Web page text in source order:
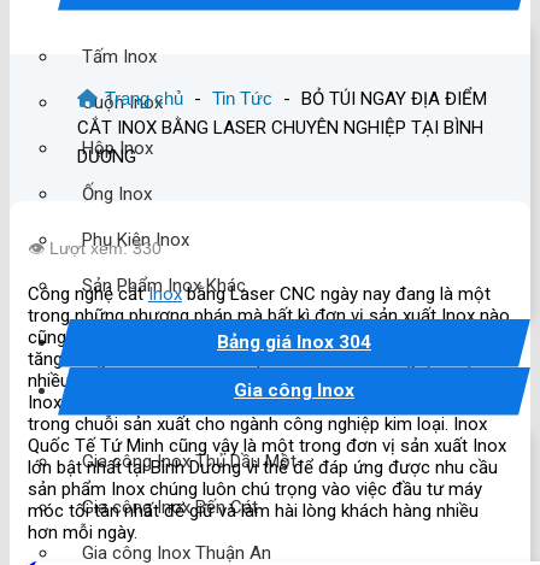
Tấm Inox
Cuộn Inox
Hộp Inox
Ống Inox
Phụ Kiện Inox
Sản Phẩm Inox Khác
Bảng giá Inox 304
Gia công Inox
Gia công Inox Thủ Dầu Một
Gia công Inox Bến Cát
Gia công Inox Thuận An
Trang chủ - Tin Tức - BỎ TÚI NGAY ĐỊA ĐIỂM
CẮT INOX BẰNG LASER CHUYÊN NGHIỆP TẠI BÌNH
DƯƠNG
👁️ Lượt xem: 330
Công nghệ cắtInoxbằng Laser CNC ngày nay đang là một
trong những phương pháp mà bất kì đơn vị sản xuất Inox nào
cũng cần nên đầu tư. Không chỉ đem lại độ chính xác cao
tăng năng suất sản xuất sản phẩm mà còn mang lại được
nhiều sự linh hoạt cho việc kinh doanh. Việc gia công cắt
Inox bằng Laser CNC gần như là một phần không thể thiếu
trong chuỗi sản xuất cho ngành công nghiệp kim loại. Inox
Quốc Tế Tứ Minh cũng vậy là một trong đơn vị sản xuất Inox
lớn bật nhất tại Bình Dương vì thế để đáp ứng được nhu cầu
sản phẩm Inox chúng luôn chú trọng vào việc đầu tư máy
móc tối tân nhất để giữ và làm hài lòng khách hàng nhiều
hơn mỗi ngày.